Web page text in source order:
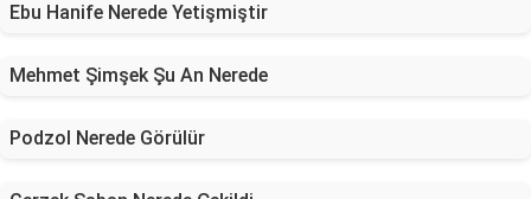
Ebu Hanife Nerede Yetişmiştir
Mehmet Şimşek Şu An Nerede
Podzol Nerede Görülür